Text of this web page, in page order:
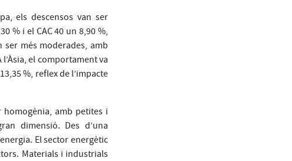
els descensos van ser
% i el CAC 40 un 8,90 %,
ser més moderades, amb
l’Àsia, el comportament va
%, reflex de l’impacte
homogènia, amb petites i
dimensió. Des d’una
El sector energètic
Materials i industrials